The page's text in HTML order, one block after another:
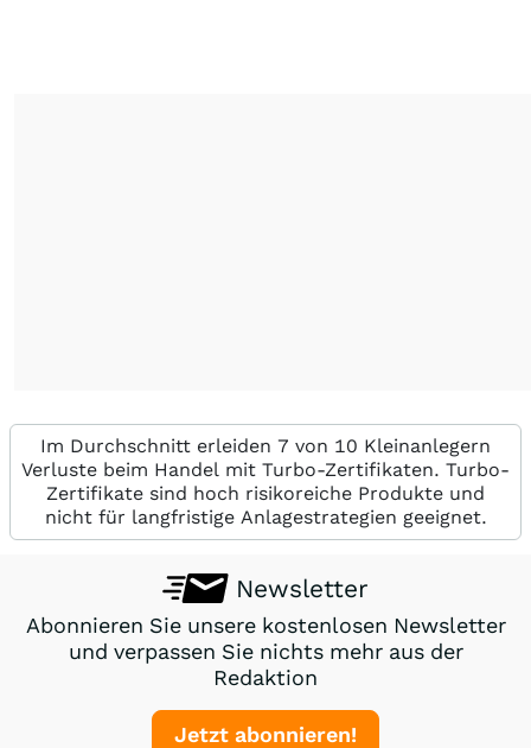
Im Durchschnitt erleiden 7 von 10 Kleinanlegern
Verluste beim Handel mit Turbo-Zertifikaten. Turbo-
Zertifikate sind hoch risikoreiche Produkte und
nicht für langfristige Anlagestrategien geeignet.
Newsletter
Abonnieren Sie unsere kostenlosen Newsletter
und verpassen Sie nichts mehr aus der
Redaktion
Jetzt abonnieren!